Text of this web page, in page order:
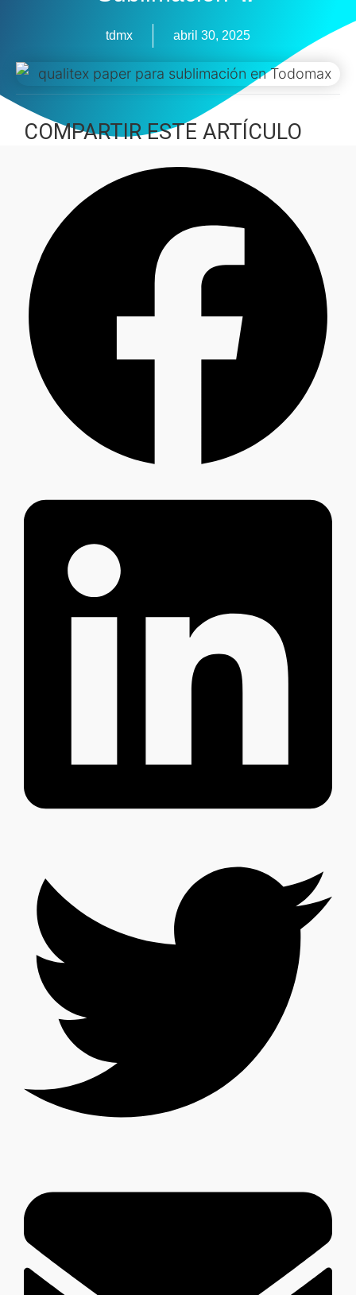
tdmx abril 30, 2025
COMPARTIR ESTE ARTÍCULO